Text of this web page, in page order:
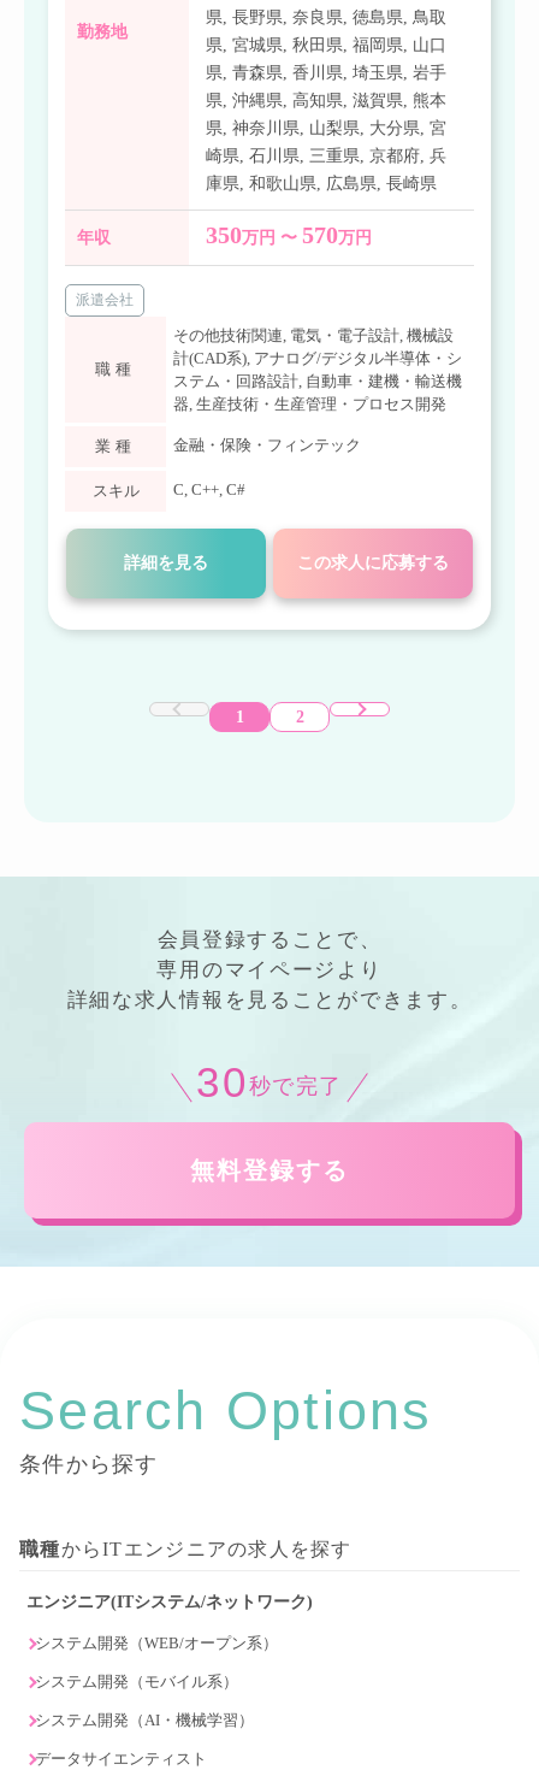
勤務地
県,長野県,奈良県,徳島県,鳥取
県,宮城県,秋田県,福岡県, 山口
県,青森県,香川県,埼玉県,岩手
県,沖縄県, 高知県,滋賀県,熊本
県,神奈川県, 山梨県, 大分県,宮
崎県,石川県,三重県,京都府,兵
庫県,和歌山県, 広島県,長崎県
年収 350万円 〜 570万円
派遣会社
職種
その他技術関連, 電気・電子設計, 機械設
計(CAD系), アナログ/デジタル半導体・シ
ステム・回路設計, 自動車・建機・輸送機
器, 生産技術・生産管理・プロセス開発
業種 金融・保険・フィンテック
スキル C, C++, C#
詳細を見る この求人に応募する
1 2
会員登録することで、
専用のマイページ より
詳細 な求人情報 を見ることができます。
30 秒で完了
無料登録する
Search Options
条件から探す
職種からITエンジニアの求人を探す
エンジニア(ITシステム/ネットワーク)
システム開発（WEB/オープン系）
システム開発（モバイル系）
システム開発（AI・機械学習）
データサイエンティスト